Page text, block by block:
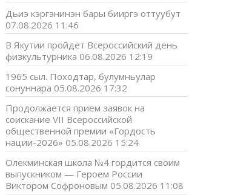
Дьиэ кэргэнинэн бары бииргэ оттуубут
07.08.2026 11:46
В Якутии пройдет Всероссийский день
физкультурника 06.08.2026 12:19
1965 сыл. Походтар, булумньулар
сонуннара 05.08.2026 17:32
Продолжается прием заявок на
соискание VII Всероссийской
общественной премии «Гордость
нации-2026» 05.08.2026 15:24
Олекминская школа №4 гордится своим
выпускником — Героем России
Виктором Софроновым 05.08.2026 11:08